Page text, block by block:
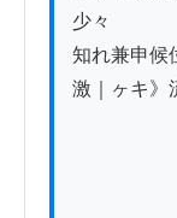
少々
知れ兼申候
激｜ヶキ》